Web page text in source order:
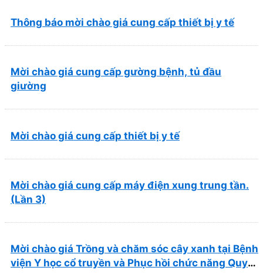
Thông báo mời chào giá cung cấp thiết bị y tế
Mời chào giá cung cấp gường bệnh, tủ đầu
giường
Mời chào giá cung cấp thiết bị y tế
Mời chào giá cung cấp máy điện xung trung tần.
(Lần 3)
Mời chào giá Trồng và chăm sóc cây xanh tại Bệnh
viện Y học cổ truyền và Phục hồi chức năng Quy